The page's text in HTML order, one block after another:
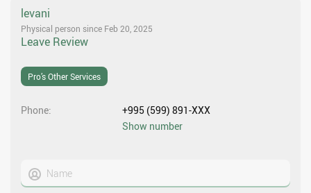
levani
Physical person since Feb 20, 2025
Leave Review
Pro’s Other Services
Phone
+995 (599) 891-XXX
Show number